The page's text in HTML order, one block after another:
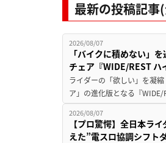
最新の投稿記事
2026/08/07
「バイクに積めない」
チェア『WIDE/REST
ライダーの「欲しい」を凝
ア」の進化版となる『
2026/08/07
【プロ驚愕】全日本ラ
えた”電スロ協調シフト